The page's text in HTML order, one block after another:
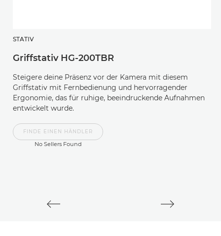
STATIV
Griffstativ HG-200TBR
Steigere deine Präsenz vor der Kamera mit diesem
Griffstativ mit Fernbedienung und hervorragender
Ergonomie, das für ruhige, beeindruckende Aufnahmen
entwickelt wurde.
FINDE EINEN HÄNDLER
No Sellers Found